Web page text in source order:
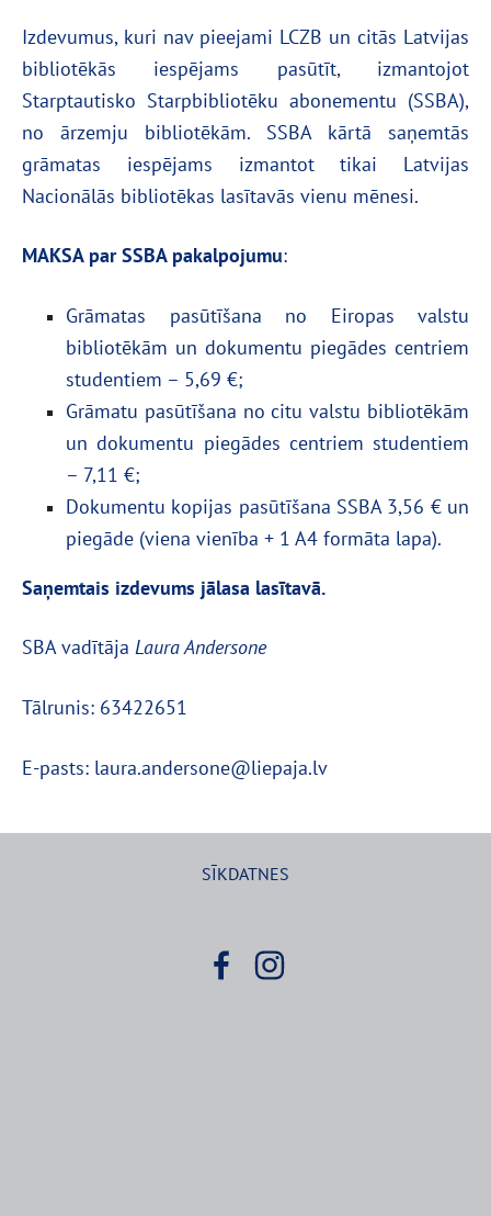
Izdevumus, kuri nav pieejami LCZB un citās Latvijas
bibliotēkās iespējams pasūtīt, izmantojot
Starptautisko Starpbibliotēku abonementu (SSBA),
no ārzemju bibliotēkām. SSBA kārtā saņemtās
grāmatas iespējams izmantot tikai Latvijas
Nacionālās bibliotēkas lasītavās vienu mēnesi.
MAKSA par SSBA pakalpojumu:
Grāmatas pasūtīšana no Eiropas valstu
bibliotēkām un dokumentu piegādes centriem
studentiem – 5,69 €;
Grāmatu pasūtīšana no citu valstu bibliotēkām
un dokumentu piegādes centriem studentiem
– 7,11 €;
Dokumentu kopijas pasūtīšana SSBA 3,56 € un
piegāde (viena vienība + 1 A4 formāta lapa).
Saņemtais izdevums jālasa lasītavā.
SBA vadītāja Laura Andersone
Tālrunis: 63422651
E-pasts: laura.andersone@liepaja.lv
SĪKDATNES